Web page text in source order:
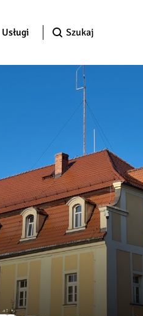
Usługi Szukaj